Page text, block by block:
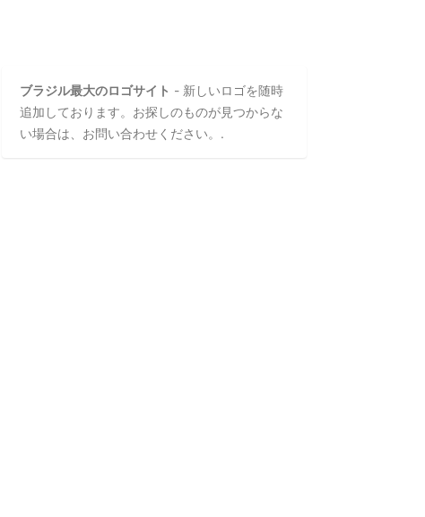
ブラジル最大のロゴサイト - 新しいロゴを随時
追加しております。お探しのものが見つからな
い場合は、お問い合わせください。.